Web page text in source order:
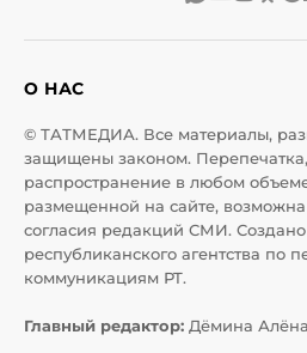
О НАС
© ТАТМЕДИА. Все материалы,
защищены законом.
распространение в любом
размещенной на сайте, возможна
согласия редакций СМИ.
республиканского агентства по
коммуникациям РТ.
Главный редактор: Дёмина